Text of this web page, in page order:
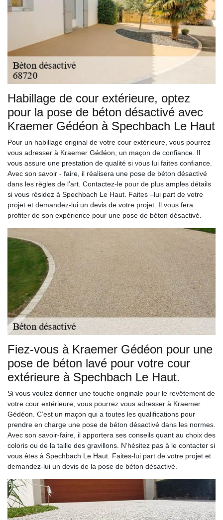
Habillage de cour extérieure, optez
pour la pose de béton désactivé avec
Kraemer Gédéon à Spechbach Le Haut
Pour un habillage original de votre cour extérieure, vous pourrez
vous adresser à Kraemer Gédéon, un maçon de confiance. Il
vous assure une prestation de qualité si vous lui faites confiance.
Avec son savoir - faire, il réalisera une pose de béton désactivé
dans les règles de l’art. Contactez-le pour de plus amples détails
si vous résidez à Spechbach Le Haut. Faites –lui part de votre
projet et demandez-lui un devis de votre projet. Il vous fera
profiter de son expérience pour une pose de béton désactivé.
Fiez-vous à Kraemer Gédéon pour une
pose de béton lavé pour votre cour
extérieure à Spechbach Le Haut.
Si vous voulez donner une touche originale pour le revêtement de
votre cour extérieure, vous pourrez vous adresser à Kraemer
Gédéon. C’est un maçon qui a toutes les qualifications pour
prendre en charge une pose de béton désactivé dans les normes.
Avec son savoir-faire, il apportera ses conseils quant au choix des
coloris ou de la taille des gravillons. N’hésitez pas à le contacter si
vous êtes à Spechbach Le Haut. Faites-lui part de votre projet et
demandez-lui un devis de la pose de béton désactivé.